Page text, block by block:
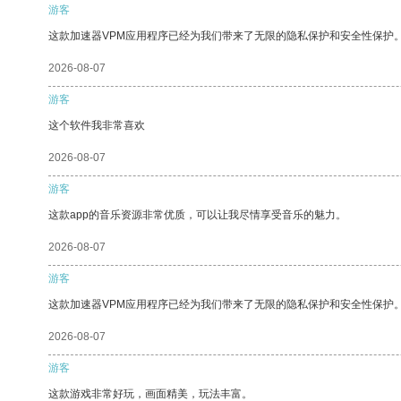
游客
这款加速器VPM应用程序已经为我们带来了无限的隐私保护和安全性保护
2026-08-07
游客
这个软件我非常喜欢
2026-08-07
游客
这款app的音乐资源非常优质，可以让我尽情享受音乐的魅力。
2026-08-07
游客
这款加速器VPM应用程序已经为我们带来了无限的隐私保护和安全性保护
2026-08-07
游客
这款游戏非常好玩，画面精美，玩法丰富。